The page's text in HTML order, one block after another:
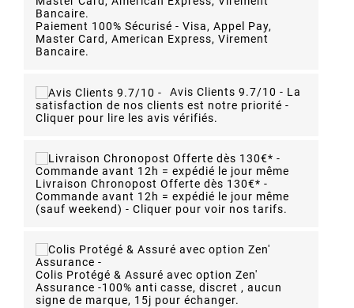
Paiement 100% Sécurisé - Visa, Appel Pay,
Master Card, American Express, Virement
Bancaire.
Avis Clients 9.7/10 - La
satisfaction de nos clients est notre priorité -
Cliquer pour lire les avis vérifiés.
Livraison Chronopost Offerte dès 130€* -
Commande avant 12h = expédié le jour même
(sauf weekend) - Cliquer pour voir nos tarifs.
Colis Protégé & Assuré avec option Zen'
Assurance -100% anti casse, discret , aucun
signe de marque, 15j pour échanger.